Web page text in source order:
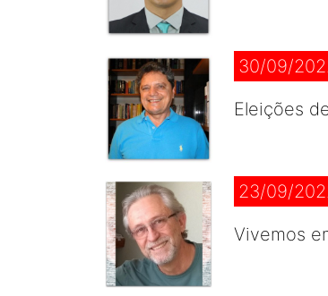
30/09/
Eleições
23/09/
Vivemos